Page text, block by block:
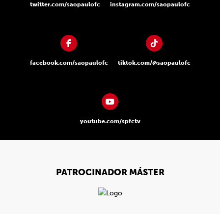
twitter.com/saopaulofc instagram.com/saopaulofc
facebook.com/saopaulofc tiktok.com/@saopaulofc
youtube.com/spfctv
PATROCINADOR MÁSTER